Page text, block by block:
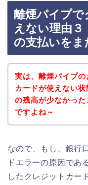
離煙パイプで
えない理由
の支払いをま
実は、離煙パイプ
カードが使えない
の残高が少なかっ
ですよね～
なので、もし、銀行
ドエラーの原因であ
したクレジットカー